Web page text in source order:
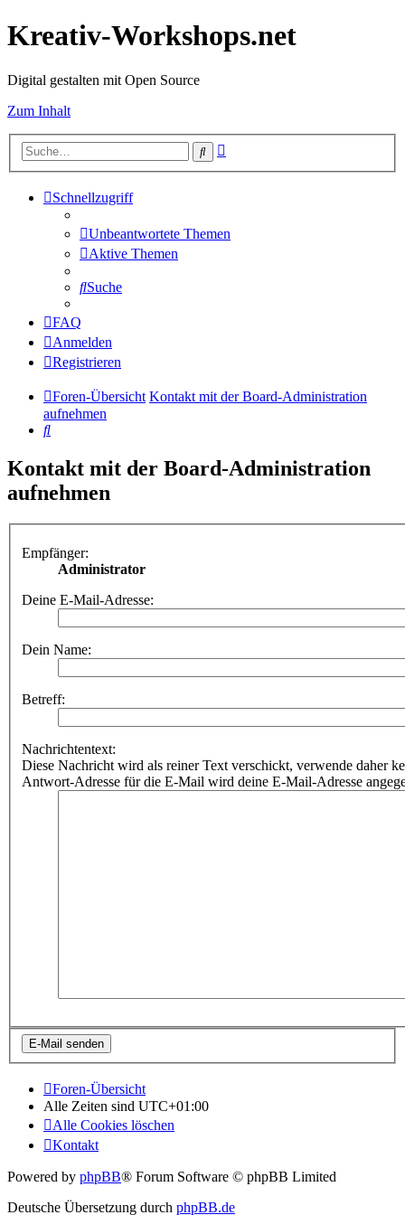
Kreativ-Workshops.net
Digital gestalten mit Open Source
Zum Inhalt
Suche
Schnellzugriff
Unbeantwortete Themen
Aktive Themen
Suche
FAQ
Anmelden
Registrieren
Foren-Übersicht Kontakt mit der Board-Administration
aufnehmen
Suche
Kontakt mit der Board-Administration
aufnehmen
Empfänger:
Administrator
Deine E-Mail-Adresse:
Dein Name:
Betreff:
Nachrichtentext:
Diese Nachricht wird als reiner Text verschickt, verwende daher
Antwort-Adresse für die E-Mail wird deine E-Mail-Adresse
Foren-Übersicht
Alle Zeiten sind UTC+01:00
Alle Cookies löschen
Kontakt
Powered by phpBB® Forum Software © phpBB Limited
Deutsche Übersetzung durch phpBB.de